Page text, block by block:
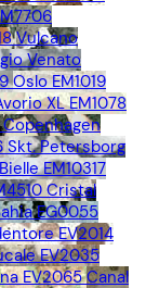
Vulcano
Venato
Oslo EM1019
XL EM1078
Copenhagen
Skt. Petersborg
Bielle EM10317
Cristal
EG0055
EV2014
EV2035
EV2065Canal